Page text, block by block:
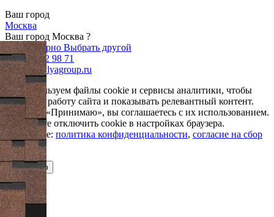
Ваш город
Москва
Ваш город Москва ?
Да, все верно Выбрать другой
+7 985 002 98 71
info@krovlyagroup.ru
Мы используем файлы cookie и сервисы аналитики, чтобы
улучшить работу сайта и показывать релевантный контент.
Нажимая «Принимаю», вы соглашаетесь с их использованием.
Вы можете отключить cookie в настройках браузера.
Подробнее: политика конфиденциальности, согласие на сбор
cookie
Принимаю